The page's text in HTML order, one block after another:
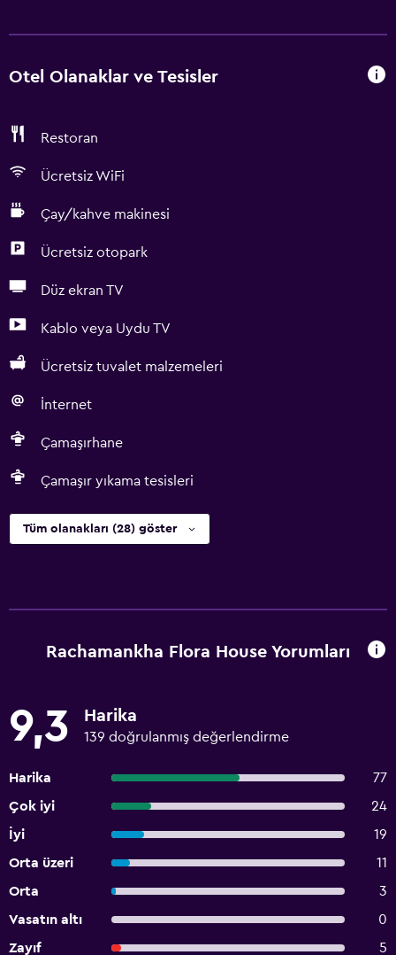
Otel Olanaklar ve Tesisler
Restoran
Ücretsiz WiFi
Çay/kahve makinesi
Ücretsiz otopark
Düz ekran TV
Kablo veya Uydu TV
Ücretsiz tuvalet malzemeleri
İnternet
Çamaşırhane
Çamaşır yıkama tesisleri
Tüm olanakları (28) göster
Rachamankha Flora House Yorumları
9,3 Harika
139 doğrulanmış değerlendirme
Harika
77
Çok iyi
24
İyi
19
Orta üzeri
11
Orta
3
Vasatın altı
0
Zayıf
5